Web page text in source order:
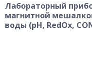
Лабораторный
магнитной
воды (рН, RedOx,